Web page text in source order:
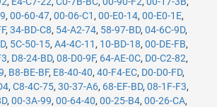
, 00-60-47, 00-06-C1 , 00-E0-14, 00-E0-1E,
, 34-BD-C8, 54-A2-74, 58-97-BD, 04-6C-9D,
, 5C-50-15, A4-4C-11 , 10-BD-18, 00-DE-FB,
, D8-24-BD, 08-D0-9F, 64-AE-0C, D0-C2-82,
, B8-BE-BF, E8-40-40, 40-F4-EC, D0-D0-FD,
, C8-4C-75, 30-37-A6, 68-EF-BD, 08-1F-F3,
, 00-3A-99, 00-64-40, 00-25-B4, 00-26-CA,